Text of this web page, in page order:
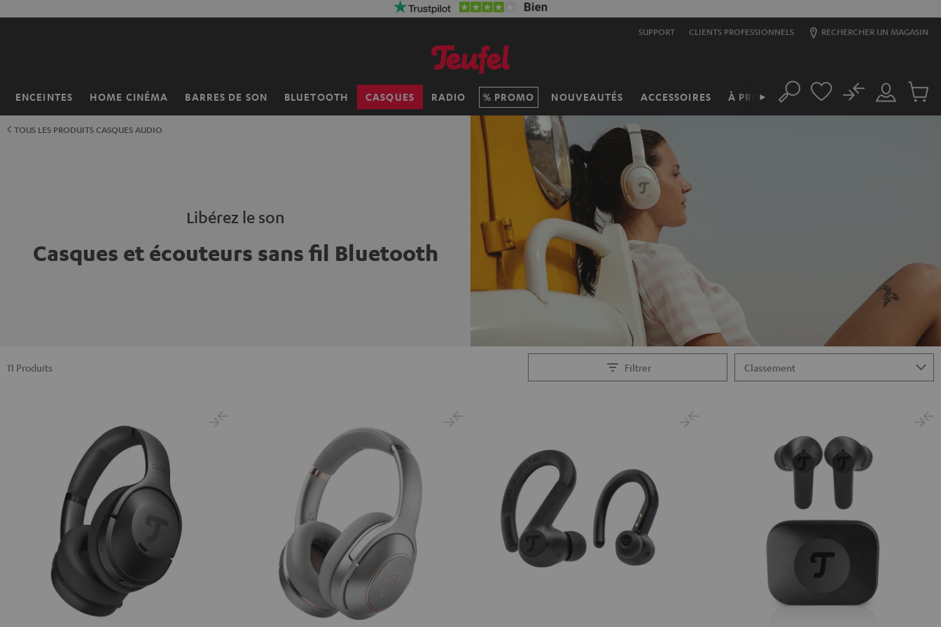
SUPPORT CLIENTS PROFESSIONNELS RECHERCHER UN MAGASIN
ENCEINTES HOME CINÉMA BARRES DE SON BLUETOOTH CASQUES RADIO PROMO NOUVEAUTÉS ACCESSOIRES À PROPOS
►
Page
Rechercher
Mon
compte
No
TOUS LES PRODUITS CASQUES AUDIO
Libérez le son
Casques et écouteurs sans fil Bluetooth
Filtrer
11 Produits